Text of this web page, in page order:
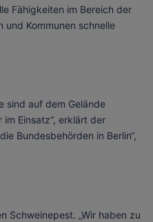
Fähigkeiten im Bereich der
Kommunen schnelle
sind auf dem Gelände
Einsatz“, erklärt der
Bundesbehörden in Berlin“,
Schweinepest. „Wir haben zu